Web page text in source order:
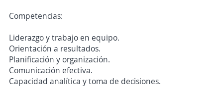
Competencias:
Liderazgo y trabajo en equipo.
Orientación a resultados.
Planificación y organización.
Comunicación efectiva.
Capacidad analítica y toma de decisiones.